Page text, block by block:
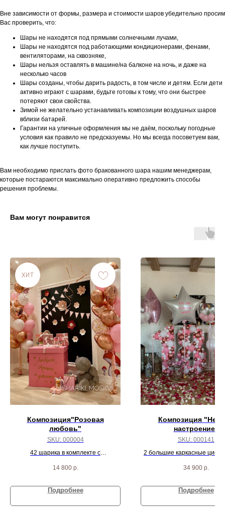
Вне зависимости от формы, размера и стоимости шаров убедительно просим
Вас проверить, что:
Шары не находятся под прямыми солнечными лучами,
Шары не находятся под работающими кондиционерами, фенами,
вентиляторами, на сквозняке,
Шары нельзя оставлять в машине/на балконе на ночь, и даже на
несколько часов
Шары созданы, чтобы дарить радость, в том числе и детям. Если дети
активно играют с шарами, будьте готовы к тому, что они быстрее
потеряют свои свойства.
Зимой не желательно устанавливать композиции воздушных шаров
вблизи батарей.
Гарантии на уличные оформления мы не даём, поскольку погодные
условия как правило не предсказуемы. Но мы всегда посоветуем вам,
как лучше поступить.
Вам необходимо прислать фото бракованного шара нашим менеджерам,
которые постараются максимально оперативно предложить способы
решения проблемы.
Вам могут понравится
ХИТ
Композиция"Розовая
любовь"
SKU: 000004
42 шарика в комплекте с
14 800 р.
Подробнее
Композиция
настроение"
SKU: 000141
2 большие каркасные
коробка с 12 шариками
34 900 р.
Подробнее